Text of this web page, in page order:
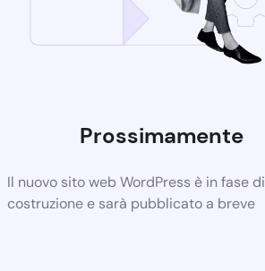
Prossimamente
Il nuovo sito web WordPress è in fase di
costruzione e sarà pubblicato a breve